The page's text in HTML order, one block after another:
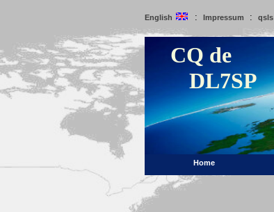
English : Impressum : qsls
CQ de
DL7SP
Home